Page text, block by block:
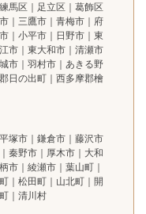
馬区｜足立区｜葛飾区
｜三鷹市｜青梅市｜府
｜小平市｜日野市｜東
市｜東大和市｜清瀬市
市｜羽村市｜あきる野
日の出町｜西多摩郡檜
塚市｜鎌倉市｜藤沢市
秦野市｜厚木市｜大和
市｜綾瀬市｜葉山町｜
｜松田町｜山北町｜開
｜清川村